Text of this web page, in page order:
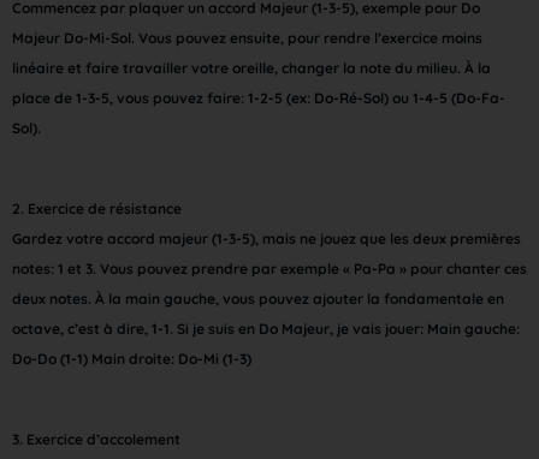
Commencez par plaquer un accord Majeur (1-3-5), exemple pour Do
Majeur Do-Mi-Sol. Vous pouvez ensuite, pour rendre l’exercice moins
linéaire et faire travailler votre oreille, changer la note du milieu. À la
place de 1-3-5, vous pouvez faire: 1-2-5 (ex: Do-Ré-Sol) ou 1-4-5 (Do-Fa-
Sol).
2. Exercice de résistance
Gardez votre accord majeur (1-3-5), mais ne jouez que les deux premières
notes: 1 et 3. Vous pouvez prendre par exemple « Pa-Pa » pour chanter ces
deux notes. À la main gauche, vous pouvez ajouter la fondamentale en
octave, c’est à dire, 1-1. Si je suis en Do Majeur, je vais jouer: Main gauche:
Do-Do (1-1) Main droite: Do-Mi (1-3)
3. Exercice d’accolement